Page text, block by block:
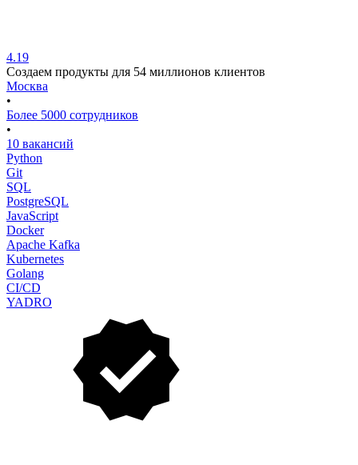
4.19
Создаем продукты для 54 миллионов клиентов
Москва
•
Более 5000 сотрудников
•
10 вакансий
Python
Git
SQL
PostgreSQL
JavaScript
Docker
Apache Kafka
Kubernetes
Golang
CI/CD
YADRO